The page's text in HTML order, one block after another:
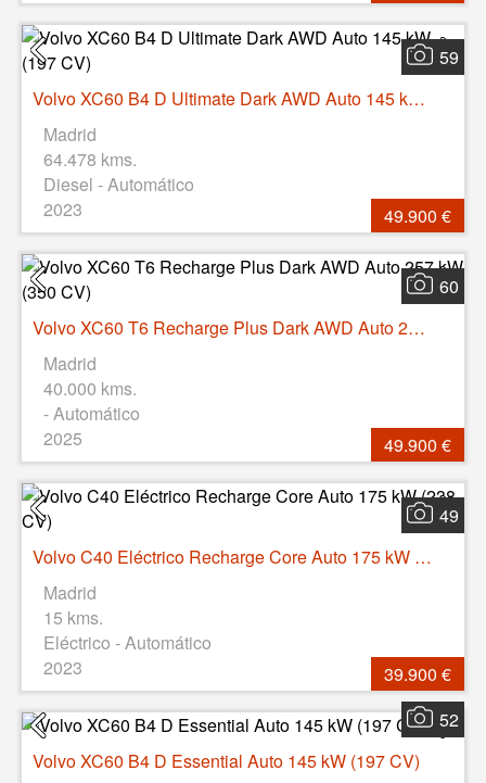
59
Volvo XC60 B4 D Ultimate Dark AWD Auto 145 kW (197 CV)
Madrid
64.478 kms.
Diesel - Automático
2023
49.900 €
60
Volvo XC60 T6 Recharge Plus Dark AWD Auto 257 kW (350 CV)
Madrid
40.000 kms.
- Automático
2025
49.900 €
49
Volvo C40 Eléctrico Recharge Core Auto 175 kW (238 CV)
Madrid
15 kms.
Eléctrico - Automático
2023
39.900 €
52
Volvo XC60 B4 D Essential Auto 145 kW (197 CV)